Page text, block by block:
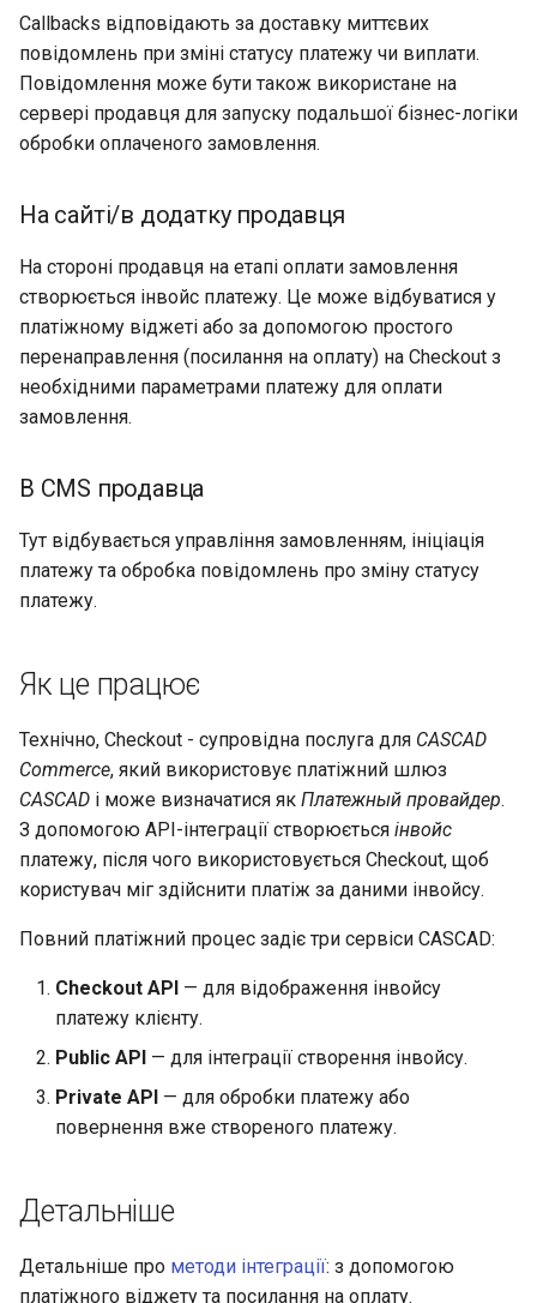
Callbacks відповідають за доставку миттєвих
повідомлень при зміні статусу платежу чи виплати.
Повідомлення може бути також використане на
сервері продавця для запуску подальшої бізнес-логіки
обробки оплаченого замовлення.
На сайті/в додатку продавця
На стороні продавця на етапі оплати замовлення
створюється інвойс платежу. Це може відбуватися у
платіжному віджеті або за допомогою простого
перенаправлення (посилання на оплату) на Checkout з
необхідними параметрами платежу для оплати
замовлення.
В CMS продавца
Тут відбувається управління замовленням, ініціація
платежу та обробка повідомлень про зміну статусу
платежу.
Як це працює
Технічно, Checkout - супровідна послуга для CASCAD
Commerce, який використовує платіжний шлюз
CASCAD і може визначатися як Платежный провайдер.
З допомогою API-інтеграції створюється інвойс
платежу, після чого використовується Checkout, щоб
користувач міг здійснити платіж за даними інвойсу.
Повний платіжний процес задіє три сервіси CASCAD:
Checkout API — для відображення інвойсу
платежу клієнту.
Public API — для інтеграції створення інвойсу.
Private API — для обробки платежу або
повернення вже створеного платежу.
Детальніше
Детальніше про методи інтеграції: з допомогою
платіжного віджету та посилання на оплату.